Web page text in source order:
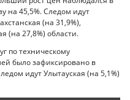
на 45,5%. Следом идут
(на 31,9%),
(на 27,8%) области.
по техническому
было зафиксировано в
идут Улытауская (на 5,1%)